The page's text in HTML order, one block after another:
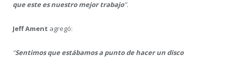
que este es nuestro mejor trabajo”.
Jeff Ament agregó:
“Sentimos que estábamos a punto de hacer un disco